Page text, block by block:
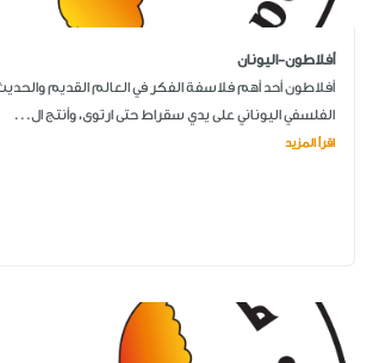
أفلاطون-اليونان
أفلاطون أحد أهم فلاسفة الفكر في العالم القديم
الفلسفي اليوناني على يدي سقراط حتى ارتوى، وأنتج ال...
اقرأ المزيد